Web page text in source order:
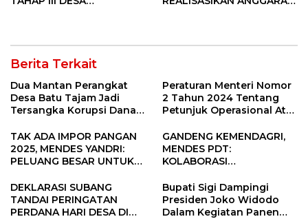
Berita Terkait
Dua Mantan Perangkat
Desa Batu Tajam Jadi
Tersangka Korupsi Dana
Peraturan Menteri Nomor
2 Tahun 2024 Tentang
Petunjuk Operasional Atas
Desa Tahun 2025
TAK ADA IMPOR PANGAN
2025, MENDES YANDRI:
PELUANG BESAR UNTUK
GANDENG KEMENDAGRI,
MENDES PDT:
KOLABORASI
PEMBANGUNAN DESA
DEKLARASI SUBANG
TANDAI PERINGATAN
PERDANA HARI DESA DI
Bupati Sigi Dampingi
Presiden Joko Widodo
Dalam Kegiatan Panen